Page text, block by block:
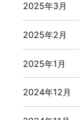
2025年3月
2025年2月
2025年1月
2024年12月